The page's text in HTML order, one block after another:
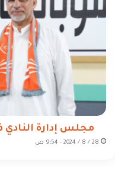
مجلس إدارة النادي
28 / 8 / 2024 - 9:54 ص